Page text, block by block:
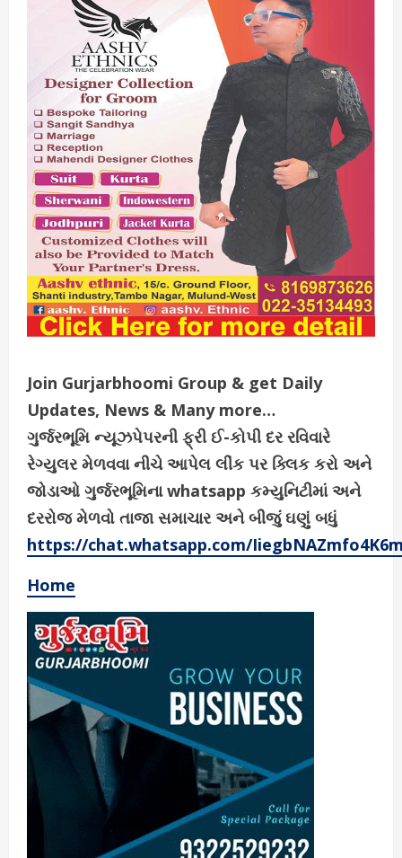
Join Gurjarbhoomi Group & get Daily
Updates, News & Many more…
ગુર્જરભૂમિ ન્યૂઝપેપરની ફ્રી ઈ-કોપી દર રવિવારે
રેગ્યુલર મેળવવા નીચે આપેલ લીંક પર ક્લિક કરો અને
જોડાઓ ગુર્જરભૂમિના whatsapp કમ્યુનિટીમાં અને
દરરોજ મેળવો તાજા સમાચાર અને બીજું ઘણું બધું
https://chat.whatsapp.com/
Home